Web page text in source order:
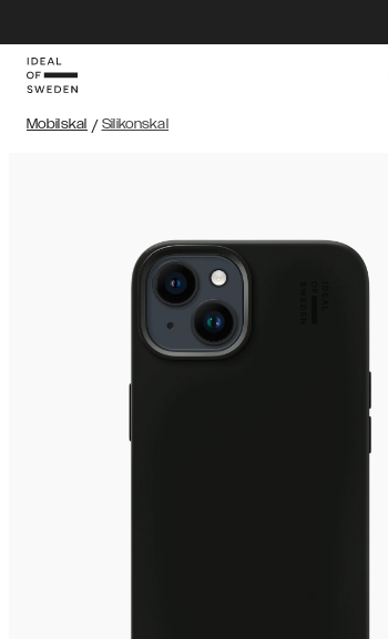
Mobilskal / Silikonskal